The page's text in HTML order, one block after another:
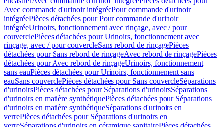
Avec commande d'urinoir intégréePour commande d'urinoir
intégréePièces détachées pour Pour commande d'urinoir
intégréeUrinoirs, fonctionnement avec rinçage, avec / pour
couverclePièces détachées pour Urinoirs, fonctionnement avec
rinçage, avec / pour couvercleSans rebord de rinçagePièces
détachées pour Sans rebord de rinçageAvec rebord de rinçagePièces
détachées pour Avec rebord de rinçageUrinoirs, fonctionnement
sans eauPièces détachées pour Urinoirs, fonctionnement sans
eauSans couverclePièces détachées pour Sans couvercleSéparations
d'urinoirsPièces détachées pour Séparations d'urinoirsSéparations
d'urinoirs en matière synthétiquePièces détachées pour Séparations
d'urinoirs en matière synthétiqueSéparations d'urinoirs en
verrePièces détachées pour Séparations d'urinoirs en
verreSéparations d'urinoirs en céramique sanitairePièces détachées